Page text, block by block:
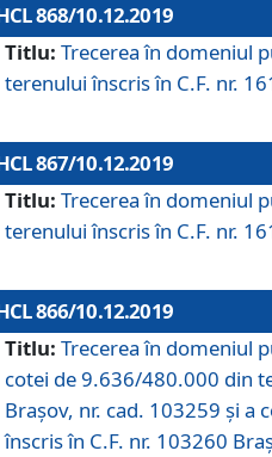
868/10.12.2019
Titlu: Trecerea în domeniul
terenului înscris în C.F. nr.
867/10.12.2019
Titlu: Trecerea în domeniul
terenului înscris în C.F. nr.
866/10.12.2019
Titlu: Trecerea în domeniul
cotei de 9.636/480.000 din
Brașov, nr. cad. 103259 și a
înscris în C.F. nr. 103260